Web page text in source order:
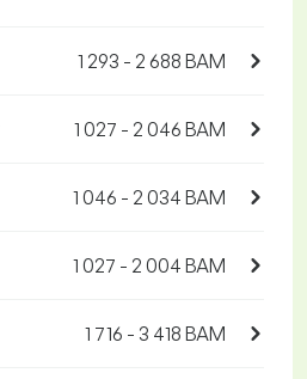
1 293 - 2 688 BAM
1 027 - 2 046 BAM
1 046 - 2 034 BAM
1 027 - 2 004 BAM
1 716 - 3 418 BAM